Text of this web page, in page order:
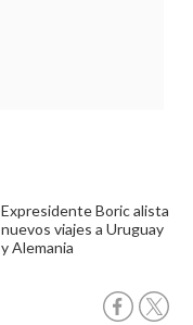
Expresidente Boric alista
nuevos viajes a Uruguay
y Alemania